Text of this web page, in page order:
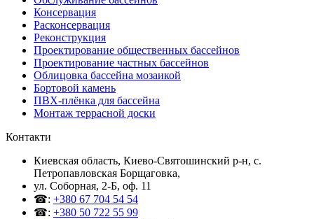
Консервация
Расконсервация
Реконструкция
Проектирование общественных бассейнов
Проектирование частных бассейнов
Облицовка бассейна мозаикой
Бортовой камень
ПВХ-плёнка для бассейна
Монтаж террасной доски
Контакти
Киевская область, Киево-Святошинский р-н, c.
Петропавловская Борщаговка,
ул. Соборная, 2-Б, оф. 11
☎: +380 67 704 54 54
☎: +380 50 722 55 99